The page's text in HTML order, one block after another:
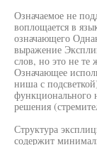
Означаемое не
воплощается в
означающего
выражение
слов, но это не те
Означающее
ниша с
функционального
решения
Структура
содержит